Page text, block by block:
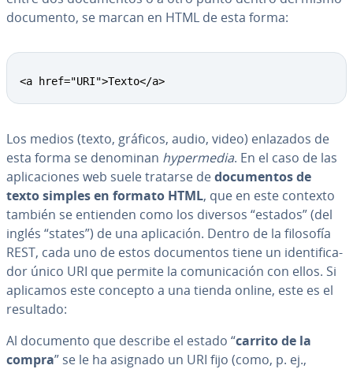
documento, se marcan en HTML de esta forma:
<a href="URI">Texto</a>
Los medios (texto, gráficos, audio, video) enlazados de
esta forma se denominan hy­pe­r­me­dia. En el caso de las
apli­ca­cio­nes web suele tratarse dedo­cu­me­n­tos de
texto simples en formato HTML, que en este contexto
también se entienden como los diversos “estados” (del
inglés “states”) de una apli­ca­ción. Dentro de la filosofía
REST, cada uno de estos do­cu­me­n­tos tiene un ide­n­ti­fi­ca­
dor único URI que permite la co­mu­ni­ca­ción con ellos. Si
aplicamos este concepto a una tienda online, este es el
resultado:
Al documento que describe el estado “carrito de la
compra” se le ha asignado un URI fijo (como, p. ej.,